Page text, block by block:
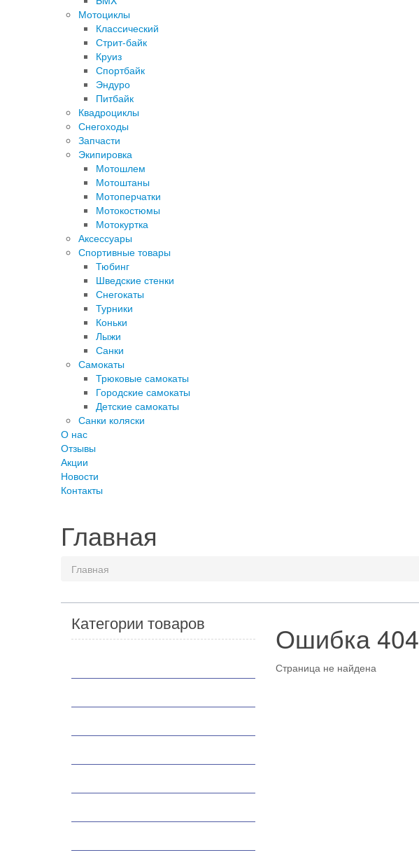
Мотоциклы
Классический
Стрит-байк
Круиз
Спортбайк
Эндуро
Питбайк
Квадроциклы
Снегоходы
Запчасти
Экипировка
Мотошлем
Мотоштаны
Мотоперчатки
Мотокостюмы
Мотокуртка
Аксессуары
Спортивные товары
Тюбинг
Шведские стенки
Снегокаты
Турники
Коньки
Лыжи
Санки
Самокаты
Трюковые самокаты
Городские самокаты
Детские самокаты
Санки коляски
О нас
Отзывы
Акции
Новости
Контакты
Главная
Главная
Ошибка 404
Страница не найдена
Категории товаров